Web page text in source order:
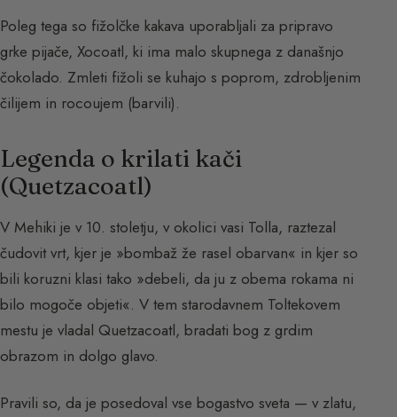
Poleg tega so fižolčke kakava uporabljali za pripravo
grke pijače, Xocoatl, ki ima malo skupnega z današnjo
čokolado. Zmleti fižoli se kuhajo s poprom, zdrobljenim
čilijem in rocoujem (barvili).
Legenda o krilati kači
(Quetzacoatl)
V Mehiki je v 10. stoletju, v okolici vasi Tolla, raztezal
čudovit vrt, kjer je »bombaž že rasel obarvan« in kjer so
bili koruzni klasi tako »debeli, da ju z obema rokama ni
bilo mogoče objeti«. V tem starodavnem Toltekovem
mestu je vladal Quetzacoatl, bradati bog z grdim
obrazom in dolgo glavo.
Pravili so, da je posedoval vse bogastvo sveta — v zlatu,